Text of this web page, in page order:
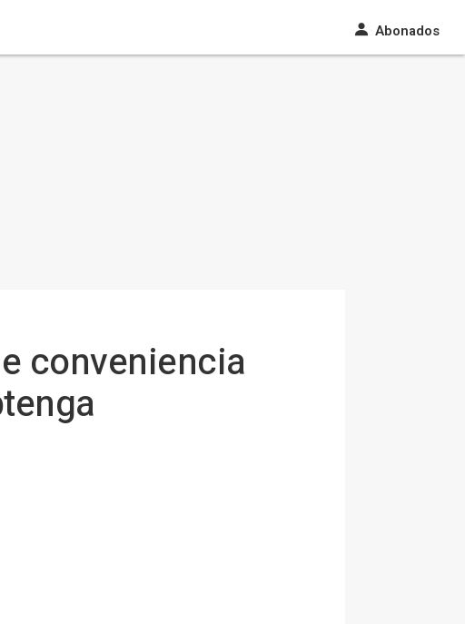
Abonados
conveniencia